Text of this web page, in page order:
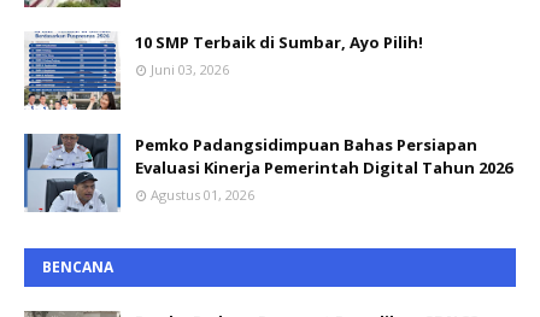
10 SMP Terbaik di Sumbar, Ayo Pilih!
Juni 03, 2026
Pemko Padangsidimpuan Bahas Persiapan
Evaluasi Kinerja Pemerintah Digital Tahun 2026
Agustus 01, 2026
BENCANA